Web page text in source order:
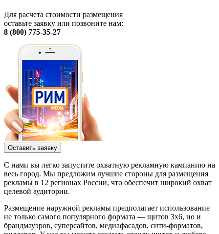
Для расчета стоимости размещения
оставьте заявку или позвоните нам:
8 (800) 775-35-27
Оставить заявку
С нами вы легко запустите охватную рекламную кампанию на
весь город. Мы предложим лучшие стороны для размещения
рекламы в 12 регионах России, что обеспечит широкий охват
целевой аудитории.
Размещение наружной рекламы предполагает использование
не только самого популярного формата — щитов 3х6, но и
брандмауэров, суперсайтов, медиафасадов, сити-форматов,